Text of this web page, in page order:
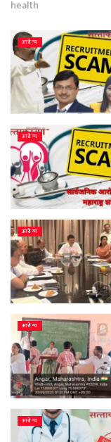
health
आरोग्य
आरोग्य
आरोग्य
आरोग्य
आरोग्य